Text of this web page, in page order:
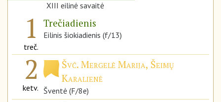
XIII eilinė savaitė
1
treč.
Trečiadienis
Eilinis šiokiadienis (f/13)
2
ketv.
Švč. Mergelė Marija, Šeimų
Karalienė
Šventė (F/8e)